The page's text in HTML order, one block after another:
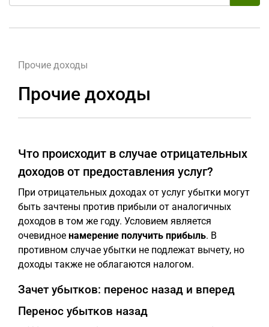
Прочие доходы
Прочие доходы
Что происходит в случае отрицательных
доходов от предоставления услуг?
При отрицательных доходах от услуг убытки могут
быть зачтены против прибыли от аналогичных
доходов в том же году. Условием является
очевидное намерение получить прибыль. В
противном случае убытки не подлежат вычету, но
доходы также не облагаются налогом.
Зачет убытков: перенос назад и вперед
Перенос убытков назад